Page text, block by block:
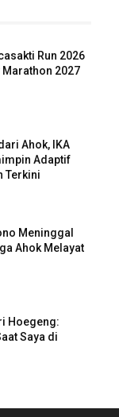
Run 2026
Marathon 2027
Ahok, IKA
Adaptif
Terkini
Meninggal
Ahok Melayat
Hoegeng:
Saya di